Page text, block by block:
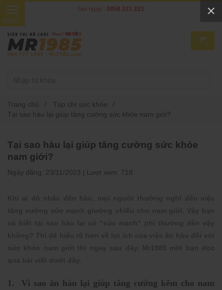
Tại sao hàu lại giúp tăng cường sức khỏe
nam giới?
Ngày đăng: 23/11/2023 | Lượt xem: 718
1. Vì sao ăn hàu lại giúp tăng cường kẽm cho nam
Trang chủ / Tạp chí sức khỏe
/
Tại sao hàu lại giúp tăng cường sức khỏe nam giới?
Gọi ngay : 0858 221 222
0